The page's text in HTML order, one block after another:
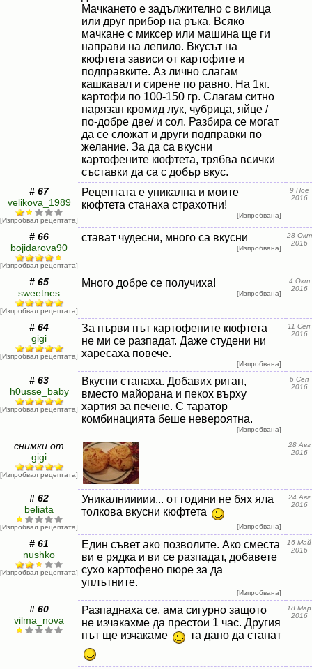
Мачкането е задължително с вилица
или друг прибор на ръка. Всяко
мачкане с миксер или машина ще ги
направи на лепило. Вкусът на
кюфтета зависи от картофите и
подправките. Аз лично слагам
кашкавал и сирене по равно. На 1кг.
картофи по 100-150 гр. Слагам ситно
нарязан кромид лук, чубрица, яйце /
по-добре две/ и сол. Разбира се могат
да се сложат и други подправки по
желание. За да са вкусни
картофените кюфтета, трябва всички
съставки да са с добър вкус.
# 67
velikova_1989
[Изпробвал рецептата]
Рецептата е уникална и моите
кюфтета станаха страхотни!
[Изпробвана]
9 Ное
2016
# 66
bojidarova90
[Изпробвал рецептата]
стават чудесни, много са вкусни
[Изпробвана]
28 Окт
2016
# 65
sweetnes
[Изпробвал рецептата]
Много добре се получиха!
[Изпробвана]
4 Окт
2016
# 64
gigi
[Изпробвал рецептата]
За първи път картофените кюфтета
не ми се разпадат. Даже студени ни
харесаха повече.
[Изпробвана]
11 Сеп
2016
# 63
h0usse_baby
[Изпробвал рецептата]
Вкусни станаха. Добавих риган,
вместо майорана и пекох върху
хартия за печене. С таратор
комбинацията беше невероятна.
[Изпробвана]
6 Сеп
2016
снимки от
gigi
[Изпробвал рецептата]
28 Авг
2016
# 62
beliata
[Изпробвал рецептата]
Уникалниииии... от години не бях яла
толкова вкусни кюфтета
[Изпробвана]
24 Авг
2016
# 61
nushko
[Изпробвал рецептата]
Един съвет ако позволите. Ако сместа
ви е рядка и ви се разпадат, добавете
сухо картофено пюре за да
уплътните.
[Изпробвана]
16 Май
2016
# 60
vilma_nova
Разпаднаха се, ама сигурно защото
не изчакахме да престои 1 час. Другия
път ще изчакаме
та дано да станат
18 Мар
2016